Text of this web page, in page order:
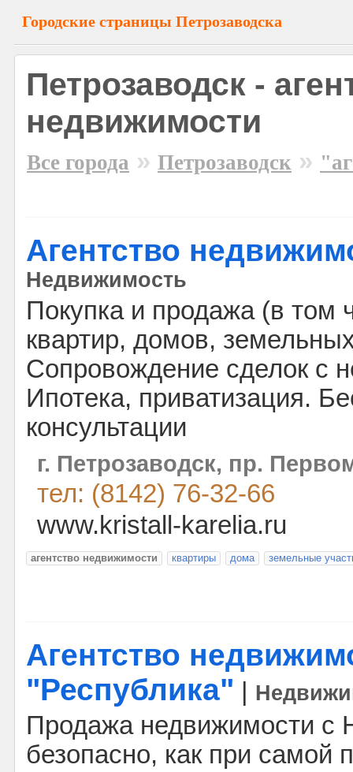
Городские страницы Петрозаводска
Петрозаводск -
недвижимости
Все города » Петрозаводск »
Агентство
Недвижимость
Покупка и продажа (в том
квартир, домов,
Сопровождение сделок с
Ипотека, приватизация.
консультации
г. Петрозаводск, пр.
тел: (8142) 76-32-66
www.kristall-karelia.ru
агентство недвижимости квартиры дома земельные
Агентство
"Республика"
Продажа недвижимости с
безопасно, как при самой